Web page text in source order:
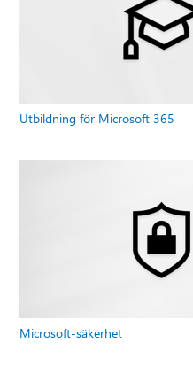
Utbildning för Microsoft 365
Microsoft-säkerhet